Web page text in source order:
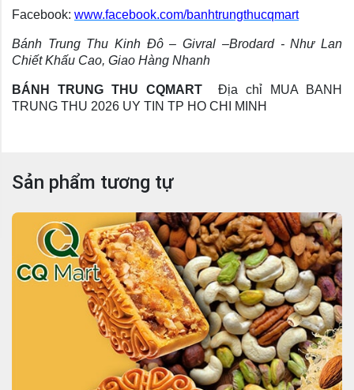
Facebook: www.facebook.com/banhtrungthucqmart
Bánh Trung Thu Kinh Đô – Givral –Brodard - Như Lan
Chiết Khấu Cao, Giao Hàng Nhanh
BÁNH TRUNG THU CQMART
Địa chỉ MUA BANH
TRUNG THU 2026 UY TIN TP HO CHI MINH
Sản phẩm tương tự